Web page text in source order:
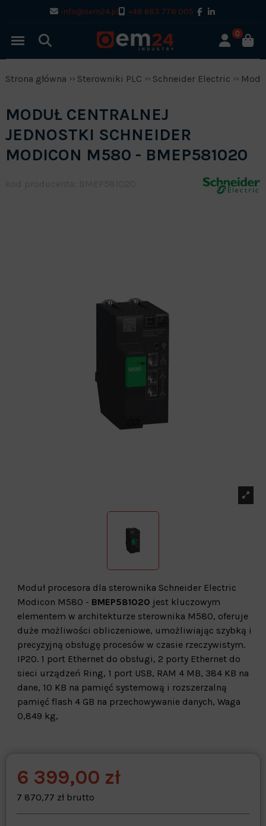
info@oem24.pl +48 683 778 005
0
Strona główna Sterowniki PLC Schneider Electric
MODUŁ CENTRALNEJ
JEDNOSTKI SCHNEIDER
MODICON M580 - BMEP581020
Moduł procesora dla sterownika Schneider Electric
Modicon M580 - BMEP581020 jest kluczowym
elementem w architekturze sterownika M580, oferuje
duże możliwości obliczeniowe, umożliwiając szybką i
precyzyjną obsługę procesów w czasie rzeczywistym.
IP20. 1 port Ethernet do obsługi, 2 porty Ethernet do
sieci urządzeń Ring, 1 port USB, RAM 4 MB, 384 KB na
dane, 10 KB na pamięć systemową i rozszerzalną
pamięć flash 4 GB na przechowywanie danych, Waga
0,849 kg,
Warehouse
opcjonalne
6 399,00 zł
7 870,77 zł brutto